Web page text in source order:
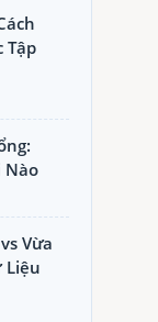
Tập
Nào
Vừa
Liệu